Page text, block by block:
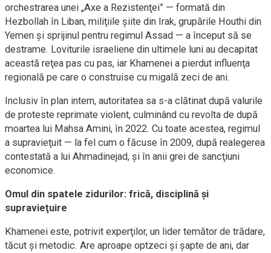
orchestrarea unei „Axe a Rezistenţei” — formată din
Hezbollah în Liban, miliţiile şiite din Irak, grupările Houthi din
Yemen şi sprijinul pentru regimul Assad — a început să se
destrame. Loviturile israeliene din ultimele luni au decapitat
această reţea pas cu pas, iar Khamenei a pierdut influenţa
regională pe care o construise cu migală zeci de ani.
Inclusiv în plan intern, autoritatea sa s-a clătinat după valurile
de proteste reprimate violent, culminând cu revolta de după
moartea lui Mahsa Amini, în 2022. Cu toate acestea, regimul
a supravieţuit — la fel cum o făcuse în 2009, după realegerea
contestată a lui Ahmadinejad, şi în anii grei de sancţiuni
economice.
Omul din spatele zidurilor: frică, disciplină şi
supravieţuire
Khamenei este, potrivit experţilor, un lider temător de trădare,
tăcut şi metodic. Are aproape optzeci şi şapte de ani, dar